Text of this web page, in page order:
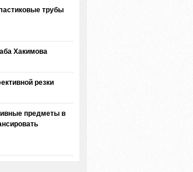
трубы
Хакимова
резки
предметы в